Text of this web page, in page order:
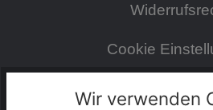
Cookie
Zahlung &
Wir verwenden